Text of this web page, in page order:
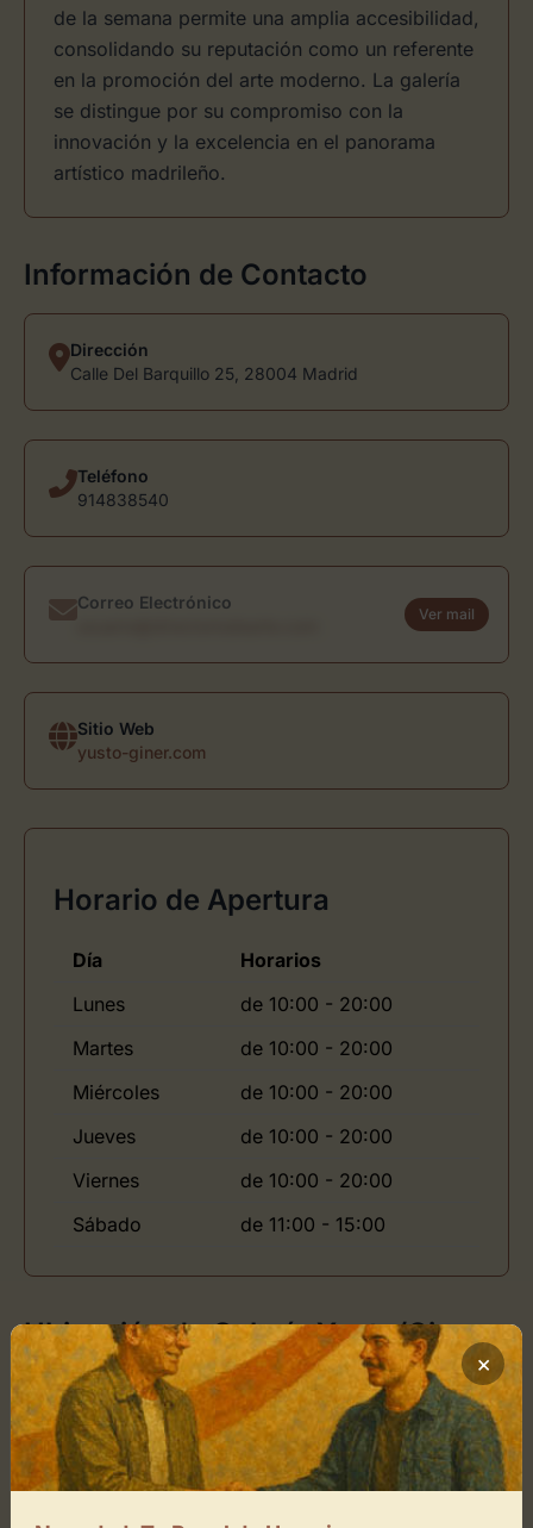
de la semana permite una amplia accesibilidad,
consolidando su reputación como un referente
en la promoción del arte moderno. La galería
se distingue por su compromiso con la
innovación y la excelencia en el panorama
artístico madrileño.
Información de Contacto
Dirección
Calle Del Barquillo 25, 28004 Madrid
Teléfono
914838540
Correo Electrónico
Ver mail
Sitio Web
yusto-giner.com
Horario de Apertura
Día
Horarios
Lunes
de 10:00 - 20:00
Martes
de 10:00 - 20:00
Miércoles
de 10:00 - 20:00
Jueves
de 10:00 - 20:00
Viernes
de 10:00 - 20:00
Sábado
de 11:00 - 15:00
Ubicación de Galería Yusto/Giner
Cómo llegar
+
−
×